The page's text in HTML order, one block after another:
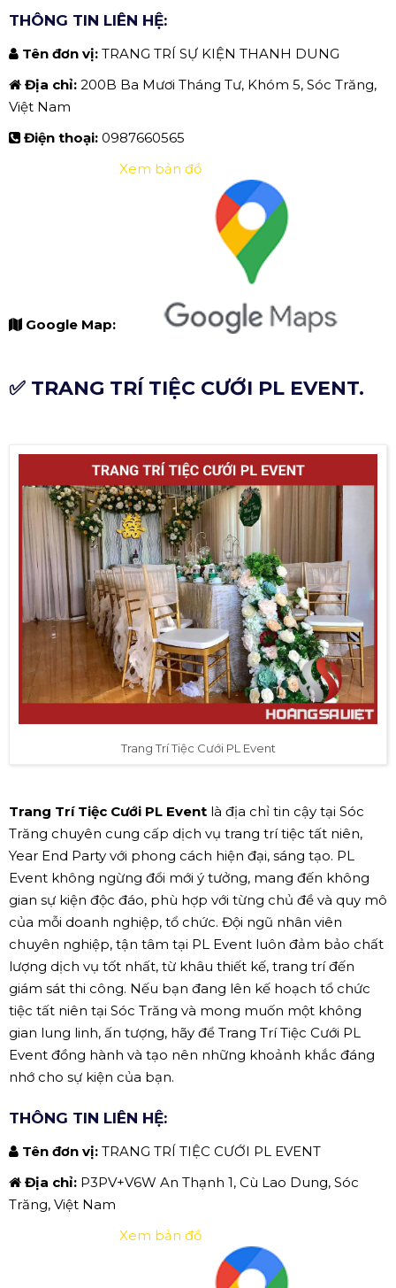
THÔNG TIN LIÊN HỆ:
Tên đơn vị: TRANG TRÍ SỰ KIỆN THANH DUNG
Địa chỉ: 200B Ba Mươi Tháng Tư, Khóm 5, Sóc Trăng,
Việt Nam
Điện thoại: 0987660565
Google Map:
Xem bản đồ
✅ TRANG TRÍ TIỆC CƯỚI PL EVENT.
Trang Trí Tiệc Cưới PL Event
Trang Trí Tiệc Cưới PL Event là địa chỉ tin cậy tại Sóc
Trăng chuyên cung cấp dịch vụ trang trí tiệc tất niên,
Year End Party với phong cách hiện đại, sáng tạo. PL
Event không ngừng đổi mới ý tưởng, mang đến không
gian sự kiện độc đáo, phù hợp với từng chủ đề và quy mô
của mỗi doanh nghiệp, tổ chức. Đội ngũ nhân viên
chuyên nghiệp, tận tâm tại PL Event luôn đảm bảo chất
lượng dịch vụ tốt nhất, từ khâu thiết kế, trang trí đến
giám sát thi công. Nếu bạn đang lên kế hoạch tổ chức
tiệc tất niên tại Sóc Trăng và mong muốn một không
gian lung linh, ấn tượng, hãy để Trang Trí Tiệc Cưới PL
Event đồng hành và tạo nên những khoảnh khắc đáng
nhớ cho sự kiện của bạn.
THÔNG TIN LIÊN HỆ:
Tên đơn vị: TRANG TRÍ TIỆC CƯỚI PL EVENT
Địa chỉ: P3PV+V6W An Thạnh 1, Cù Lao Dung, Sóc
Trăng, Việt Nam
Xem bản đồ